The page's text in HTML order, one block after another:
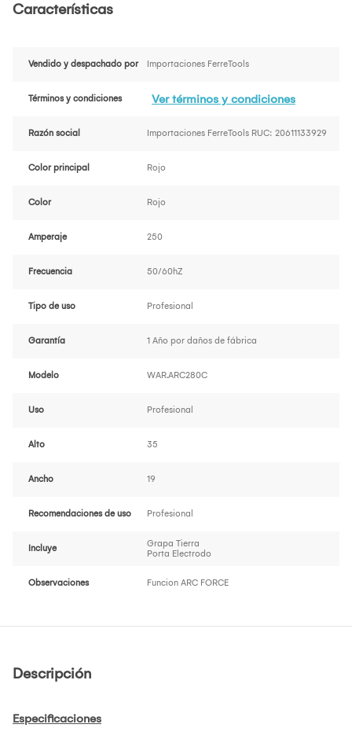
Características
Vendido y despachado por Importaciones FerreTools
Términos y condiciones Ver términos y condiciones
Razón social Importaciones FerreTools RUC: 20611133929
Color principal Rojo
Color Rojo
Amperaje 250
Frecuencia 50/60hZ
Tipo de uso Profesional
Garantía 1 Año por daños de fábrica
Modelo WAR.ARC280C
Uso Profesional
Alto 35
Ancho 19
Recomendaciones de uso Profesional
Incluye
Grapa Tierra
Porta Electrodo
Observaciones Funcion ARC FORCE
Descripción
Especificaciones